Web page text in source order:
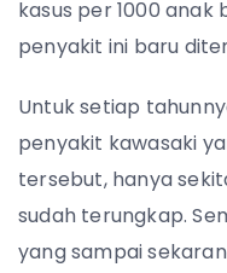
kasus per 1000 anak
penyakit ini baru
Untuk setiap
penyakit kawasaki
tersebut, hanya
sudah terungkap.
yang sampai